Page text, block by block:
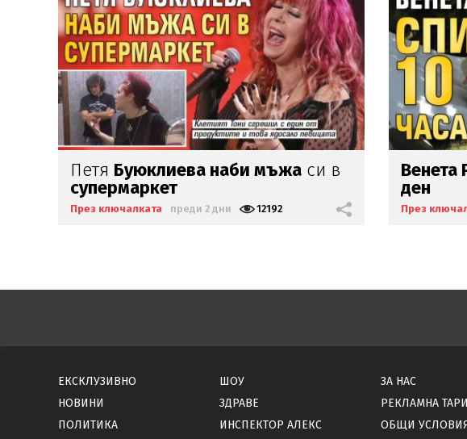
Венета Райкова спипо10 часа на
ден
През ключалката преди 2 дни 5457
Алекс
(за) К*ра
През
ЕКСКЛУЗИВНО
НОВИНИ
ПОЛИТИКА
ШОУ
ЗДРАВЕ
ИНСПЕКТОР АЛЕКС
ЗА НАС
РЕКЛАМНА
ОБЩИ